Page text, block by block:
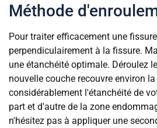
Méthode
Pour traiter efficacement une
perpendiculairement à la fissure.
une étanchéité optimale. Déroulez
nouvelle couche recouvre environ
considérablement l'étanchéité de
part et d'autre de la zone
n'hésitez pas à appliquer une